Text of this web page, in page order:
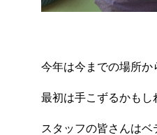
今年は今までの場所か
最初は手こずるかもし
スタッフの皆さんはベ